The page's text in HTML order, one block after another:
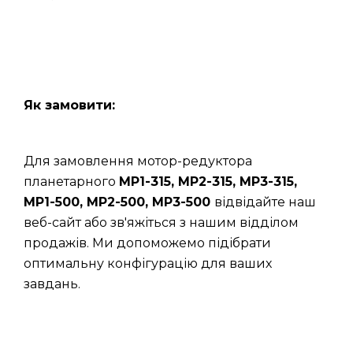
Як замовити:
Для замовлення мотор-редуктора
планетарного МР1-315, МР2-315, МР3-315,
МР1-500, МР2-500, МР3-500 відвідайте наш
веб-сайт або зв'яжіться з нашим відділом
продажів. Ми допоможемо підібрати
оптимальну конфігурацію для ваших
завдань.